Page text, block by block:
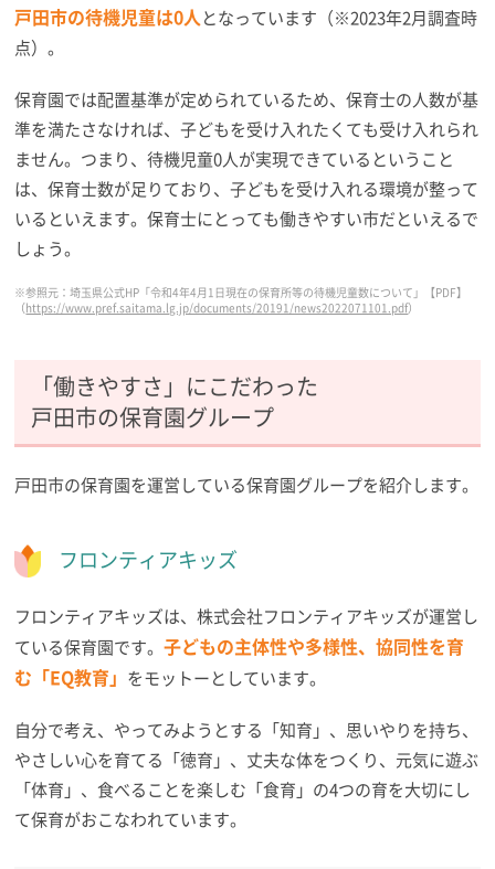
戸田市の待機児童は0人となっています（※2023年2月調査時
点）。
保育園では配置基準が定められているため、保育士の人数が基
準を満たさなければ、子どもを受け入れたくても受け入れられ
ません。つまり、待機児童0人が実現できているということ
は、保育士数が足りており、子どもを受け入れる環境が整って
いるといえます。保育士にとっても働きやすい市だといえるで
しょう。
※参照元：埼玉県公式HP「令和4年4月1日現在の保育所等の待機児童数について」【PDF】
（https://www.pref.saitama.lg.jp/documents/20191/news2022071101.pdf）
「働きやすさ」にこだわった
戸田市の保育園グループ
戸田市の保育園を運営している保育園グループを紹介します。
フロンティアキッズ
フロンティアキッズは、株式会社フロンティアキッズが運営し
ている保育園です。子どもの主体性や多様性、協同性を育
む「EQ教育」 をモットーとしています。
自分で考え、やってみようとする「知育」、思いやりを持ち、
やさしい心を育てる「徳育」、丈夫な体をつくり、元気に遊ぶ
「体育」、食べることを楽しむ「食育」の4つの育を大切にし
て保育がおこなわれています。